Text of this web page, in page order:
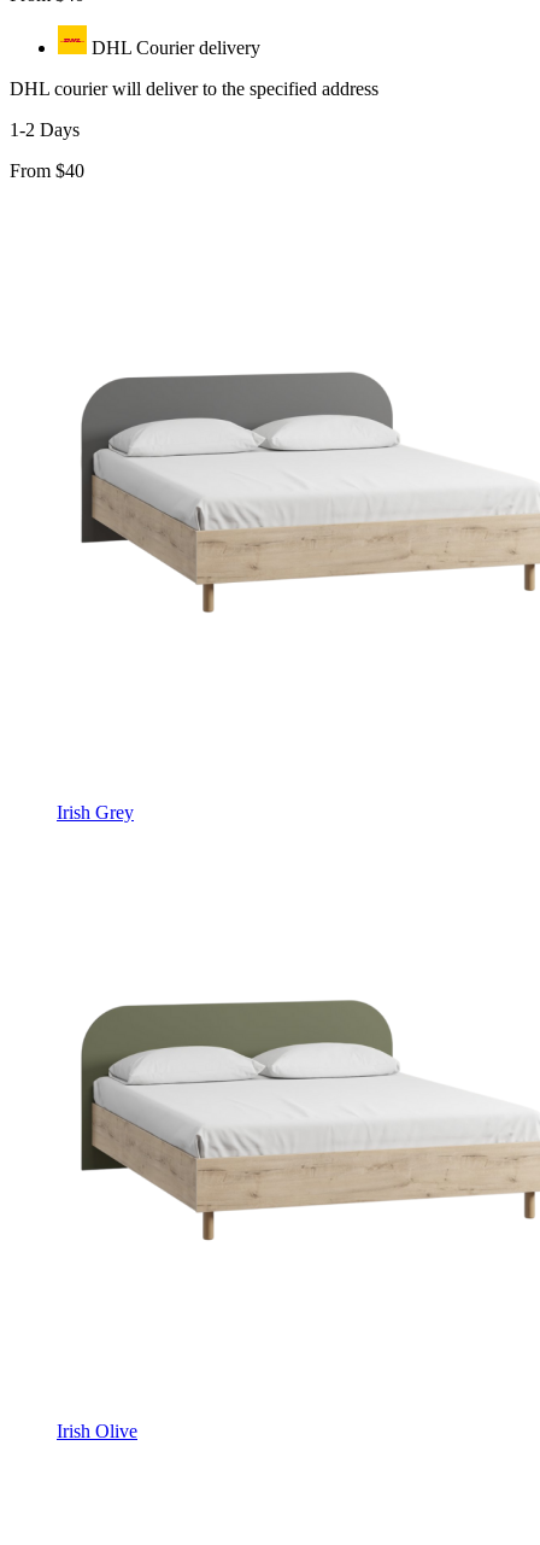
DHL Courier delivery
DHL courier will deliver to the specified address
1-2 Days
From $40
Irish Grey
Irish Olive